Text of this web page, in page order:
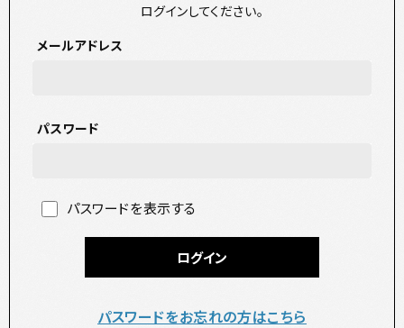
ログインしてください。
メールアドレス
パスワード
パスワードを表示する
パスワードをお忘れの方はこちら